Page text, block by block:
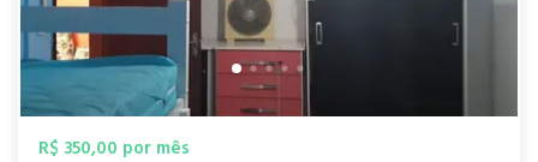
R$ 350,00 por mês